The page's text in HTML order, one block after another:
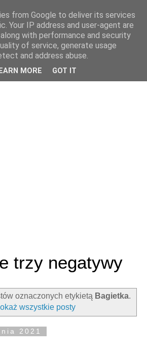
trzy negatywy
oznaczonych etykietą Bagietka.
wszystkie posty
2021
from Google to deliver its services
Your IP address and user-agent are
with performance and security
of service, generate usage
and address abuse.
MORE GOT IT